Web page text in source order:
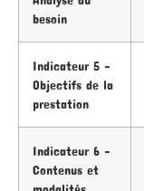
besoin
Indicateur 5 –
Objectifs de la
prestation
Indicateur 6 –
Contenus et